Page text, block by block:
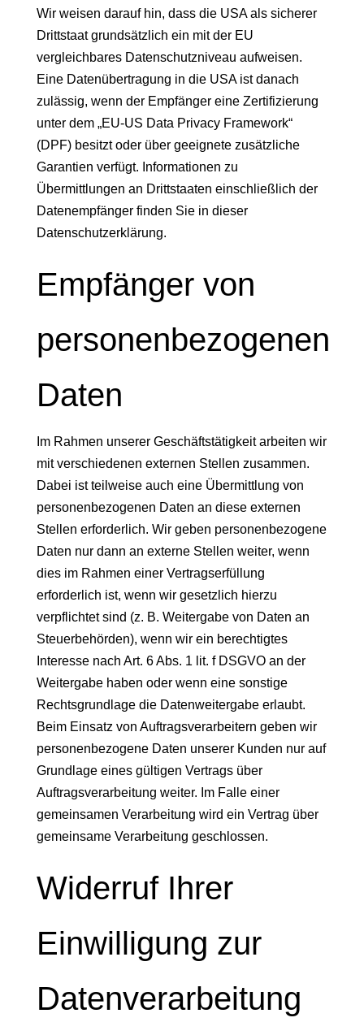
Wir weisen darauf hin, dass die USA als sicherer
Drittstaat grundsätzlich ein mit der EU
vergleichbares Datenschutzniveau aufweisen.
Eine Datenübertragung in die USA ist danach
zulässig, wenn der Empfänger eine Zertifizierung
unter dem „EU-US Data Privacy Framework“
(DPF) besitzt oder über geeignete zusätzliche
Garantien verfügt. Informationen zu
Übermittlungen an Drittstaaten einschließlich der
Datenempfänger finden Sie in dieser
Datenschutzerklärung.
Empfänger von
personenbezogenen
Daten
Im Rahmen unserer Geschäftstätigkeit arbeiten wir
mit verschiedenen externen Stellen zusammen.
Dabei ist teilweise auch eine Übermittlung von
personenbezogenen Daten an diese externen
Stellen erforderlich. Wir geben personenbezogene
Daten nur dann an externe Stellen weiter, wenn
dies im Rahmen einer Vertragserfüllung
erforderlich ist, wenn wir gesetzlich hierzu
verpflichtet sind (z. B. Weitergabe von Daten an
Steuerbehörden), wenn wir ein berechtigtes
Interesse nach Art. 6 Abs. 1 lit. f DSGVO an der
Weitergabe haben oder wenn eine sonstige
Rechtsgrundlage die Datenweitergabe erlaubt.
Beim Einsatz von Auftragsverarbeitern geben wir
personenbezogene Daten unserer Kunden nur auf
Grundlage eines gültigen Vertrags über
Auftragsverarbeitung weiter. Im Falle einer
gemeinsamen Verarbeitung wird ein Vertrag über
gemeinsame Verarbeitung geschlossen.
Widerruf Ihrer
Einwilligung zur
Datenverarbeitung